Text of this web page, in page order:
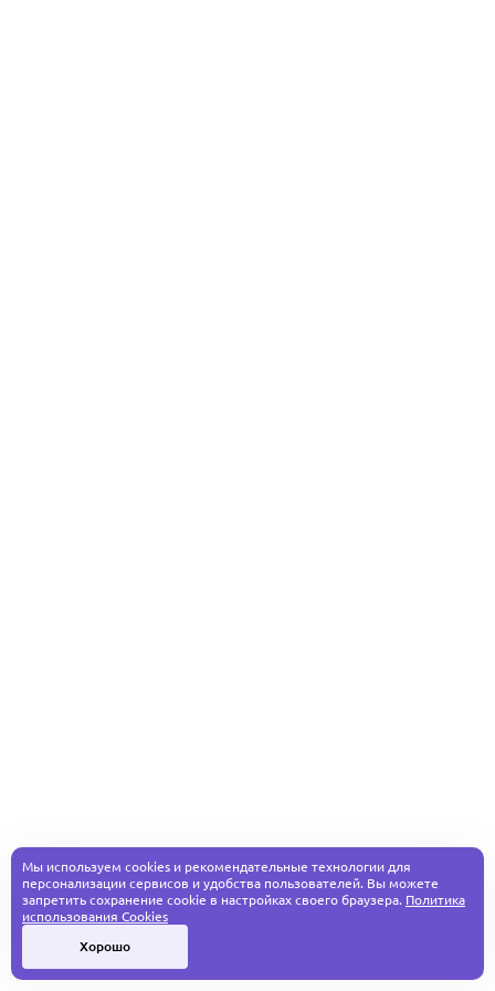
Мы используем cookies и рекомендательные технологии для
персонализации сервисов и удобства пользователей. Вы можете
запретить сохранение cookie в настройках своего браузера. Политика
использования Cookies
Хорошо